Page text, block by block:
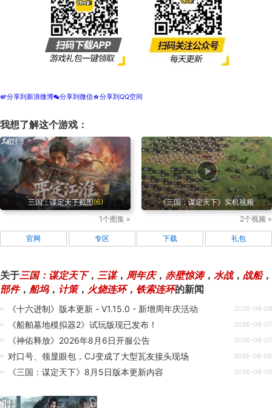
t分享到新浪微博w分享到微信z分享到QQ空间
我想了解这个游戏：
三国：谋定天下截图(6)
1个图集 »
《三国：谋定天下》实机视频
2个视频 »
官网 专区 下载 礼包
关于 三国：谋定天下， 三谋， 周年庆， 赤壁惊涛， 水战， 战船，
部件， 船坞， 计策， 火烧连环， 铁索连环的新闻
《十六进制》版本更新 - V1.15.0 - 新增周年庆活动 2026-08-08
《船舶墓地模拟器2》试玩版现已发布！ 2026-08-07
《神佑释放》2026年8月6日开服公告 2026-08-07
对口号、领显眼包，CJ变成了大型瓦友接头现场 2026-08-06
《三国：谋定天下》8月5日版本更新内容 2026-08-05